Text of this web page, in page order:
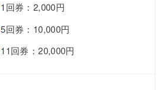
1回券：2,000円
5回券：10,000円
11回券：20,000円